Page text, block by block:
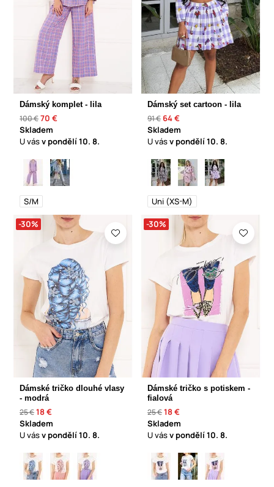
Dámský komplet - lila
100 €70 €
Skladem
U vásv pondělí10. 8.
S/M
Dámský set cartoon - lila
91 € 64 €
Skladem
U vásv pondělí10. 8.
Uni (XS-M)
-30%
Dámské tričko dlouhé vlasy
- modrá
25 €18 €
Skladem
U vásv pondělí10. 8.
-30%
Dámské tričko s potiskem -
fialová
25 €18 €
Skladem
U vásv pondělí10. 8.